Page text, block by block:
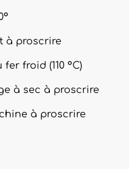
à proscrire
froid (110 °C)
à sec à proscrire
à proscrire